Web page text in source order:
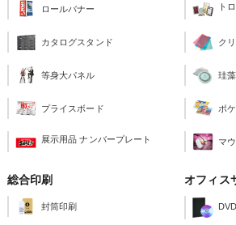
ロールバナー
カタログスタンド
等身大パネル
プライスボード
展示用品 ナンバープレート
ト
ク
珪
ポ
マ
総合印刷
封筒印刷
オフィス